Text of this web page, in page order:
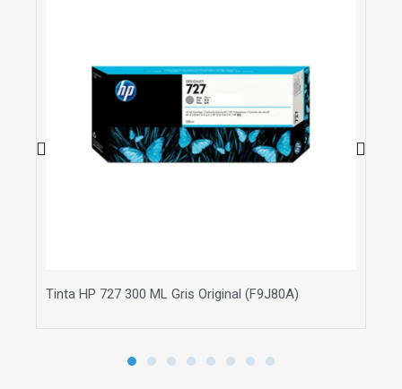
Tinta HP 727 300 ML Gris Original (F9J80A)